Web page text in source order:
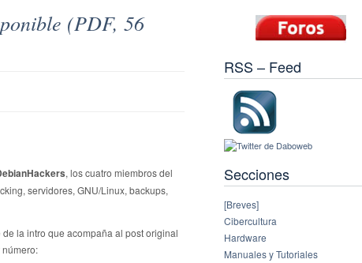
(PDF, 56
, los cuatro miembros del
servidores, GNU/Linux, backups,
la intro que acompaña al post original
RSS – Feed
Secciones
[Breves]
Cibercultura
Hardware
Manuales y Tutoriales